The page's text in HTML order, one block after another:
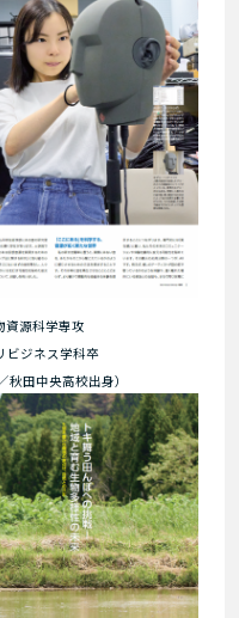
資源科学専攻
ビジネス学科卒
秋田中央高校出身）